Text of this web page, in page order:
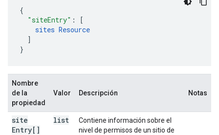
"siteEntry" :
[
sites Resource
]
}
Nombre
de la
propiedad
Valor Descripción Notas
site
Entry[]
list
Contiene información sobre el
nivel de permisos de un sitio de